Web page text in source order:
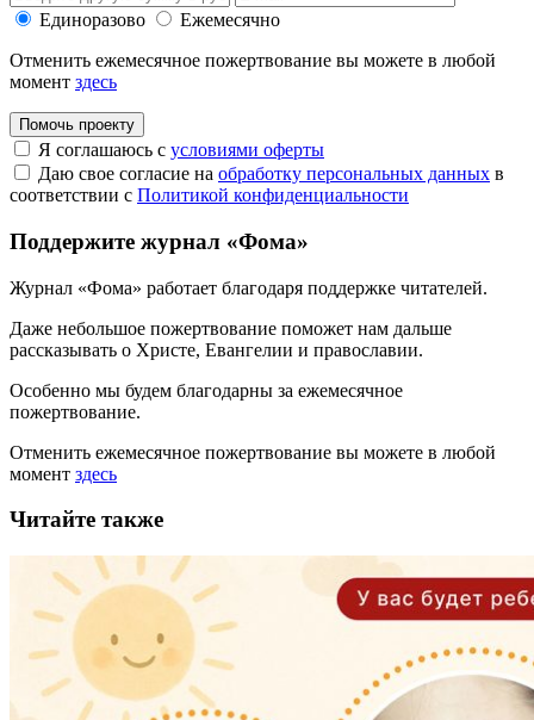
Единоразово
Ежемесячно
Отменить ежемесячное пожертвование вы можете в любой
момент здесь
Помочь проекту
Я соглашаюсь с условиями оферты
Даю свое согласие на обработку персональных данных в
соответствии с Политикой конфиденциальности
Поддержите журнал «Фома»
Журнал «Фома» работает благодаря поддержке читателей.
Даже небольшое пожертвование поможет нам дальше
рассказывать о Христе, Евангелии и православии.
Особенно мы будем благодарны за ежемесячное
пожертвование.
Отменить ежемесячное пожертвование вы можете в любой
момент здесь
Читайте также